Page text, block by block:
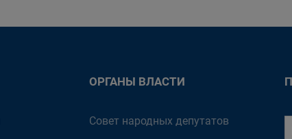
ОРГАНЫ ВЛАСТИ
Совет народных депутатов